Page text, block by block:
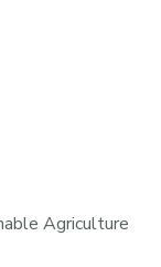
Agriculture